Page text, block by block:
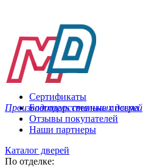
Производитель стальных дверей
Сертификаты
Благодарственные письма
Отзывы покупателей
Наши партнеры
Каталог дверей
По отделке: